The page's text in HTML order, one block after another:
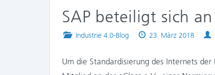
SAP beteiligt sich an
Posted
Industrie 4.0-Blog
Published
23. März 2018
Um die Standardisierung des Internets